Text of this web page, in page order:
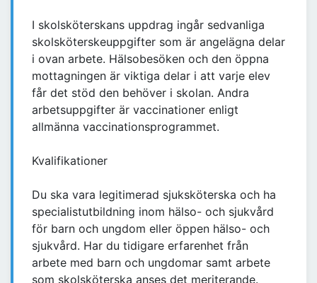
I skolsköterskans uppdrag ingår sedvanliga
skolsköterskeuppgifter som är angelägna delar
i ovan arbete. Hälsobesöken och den öppna
mottagningen är viktiga delar i att varje elev
får det stöd den behöver i skolan. Andra
arbetsuppgifter är vaccinationer enligt
allmänna vaccinationsprogrammet.
Kvalifikationer
Du ska vara legitimerad sjuksköterska och ha
specialistutbildning inom hälso- och sjukvård
för barn och ungdom eller öppen hälso- och
sjukvård. Har du tidigare erfarenhet från
arbete med barn och ungdomar samt arbete
som skolsköterska anses det meriterande.